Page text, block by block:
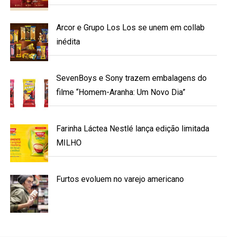
Arcor e Grupo Los Los se unem em collab
inédita
SevenBoys e Sony trazem embalagens do
filme “Homem-Aranha: Um Novo Dia”
Farinha Láctea Nestlé lança edição limitada
MILHO
Furtos evoluem no varejo americano